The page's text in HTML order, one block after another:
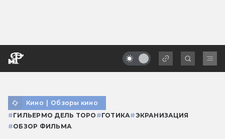
Кино | Обзоры кино
#ГИЛЬЕРМО ДЕЛЬ ТОРО #ГОТИКА#ЭКРАНИЗАЦИЯ
#ОБЗОР ФИЛЬМА